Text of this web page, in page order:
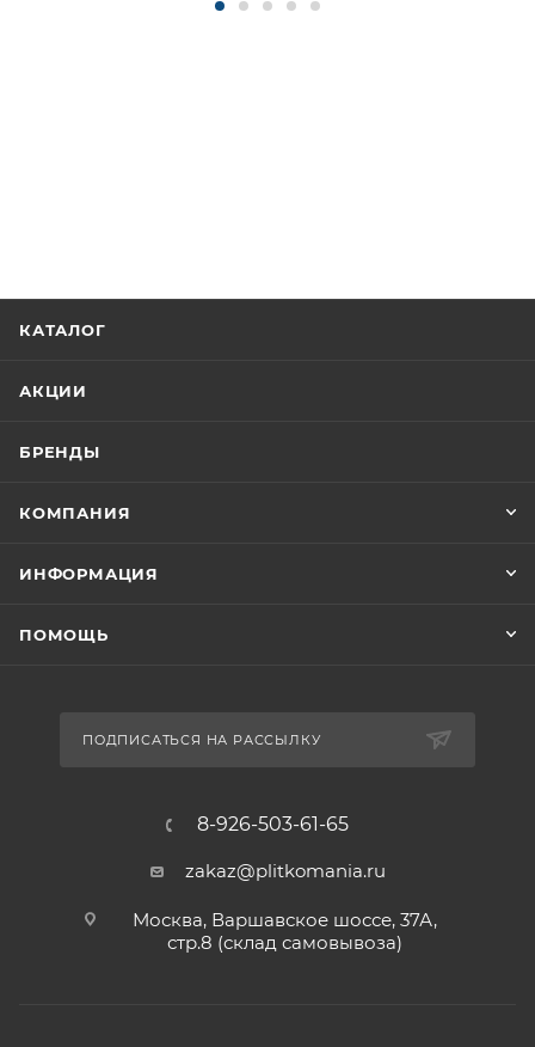
КАТАЛОГ
АКЦИИ
БРЕНДЫ
КОМПАНИЯ
ИНФОРМАЦИЯ
ПОМОЩЬ
ПОДПИСАТЬСЯ НА РАССЫЛКУ
8-926-503-61-65
zakaz@plitkomania.ru
Москва, Варшавское шоссе, 37А,
стр.8 (склад самовывоза)